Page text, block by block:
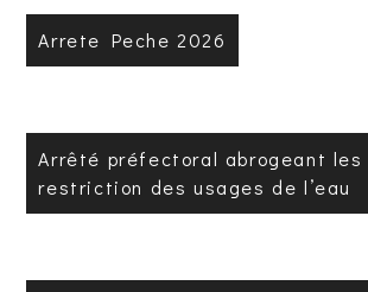
Arrete Peche 2026
Arrêté préfectoral abrogeant les
restriction des usages de l’eau